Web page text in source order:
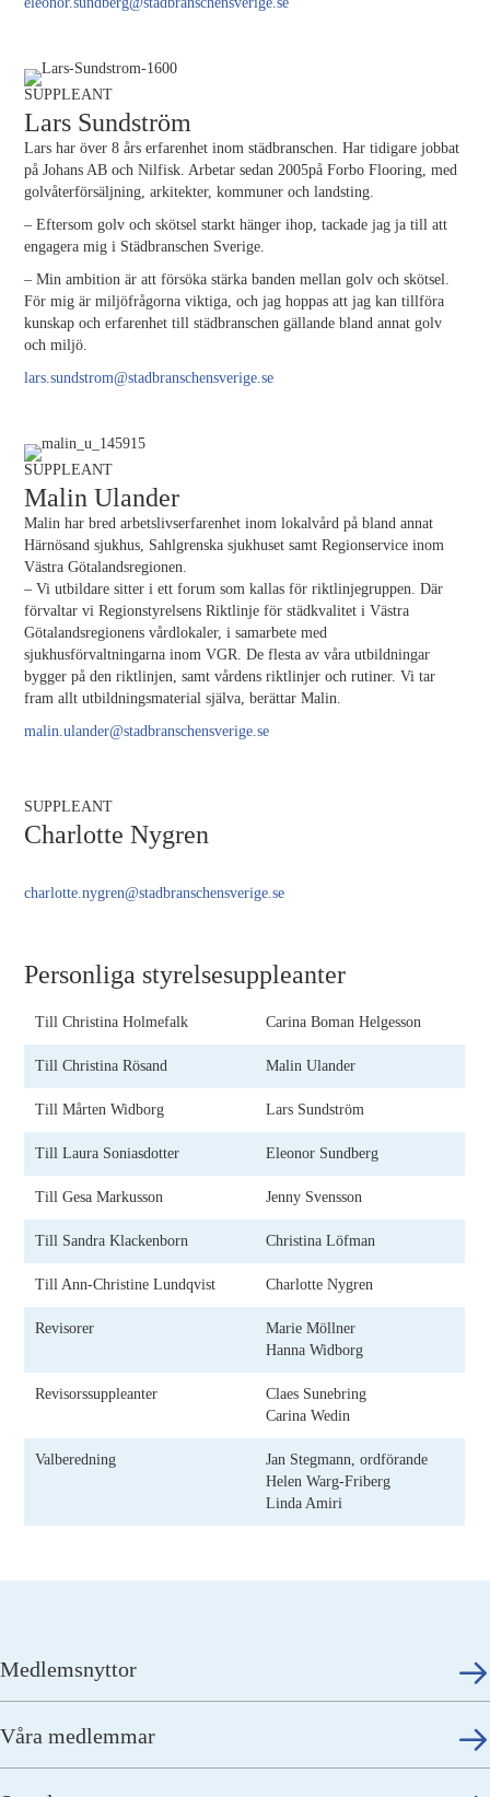
SUPPLEANT
Lars Sundström
Lars har över 8 års erfarenhet inom städbranschen. Har tidigare jobbat
på Johans AB och Nilfisk. Arbetar sedan 2005på Forbo Flooring, med
golvåterförsäljning, arkitekter, kommuner och landsting.
– Eftersom golv och skötsel starkt hänger ihop, tackade jag ja till att
engagera mig i Städbranschen Sverige.
– Min ambition är att försöka stärka banden mellan golv och skötsel.
För mig är miljöfrågorna viktiga, och jag hoppas att jag kan tillföra
kunskap och erfarenhet till städbranschen gällande bland annat golv
och miljö.
lars.sundstrom@stadbranschensverige.se
SUPPLEANT
Malin Ulander
Malin har bred arbetslivserfarenhet inom lokalvård på bland annat
Härnösand sjukhus, Sahlgrenska sjukhuset samt Regionservice inom
Västra Götalandsregionen.
– Vi utbildare sitter i ett forum som kallas för riktlinjegruppen. Där
förvaltar vi Regionstyrelsens Riktlinje för städkvalitet i Västra
Götalandsregionens vårdlokaler, i samarbete med
sjukhusförvaltningarna inom VGR. De flesta av våra utbildningar
bygger på den riktlinjen, samt vårdens riktlinjer och rutiner. Vi tar
fram allt utbildningsmaterial själva, berättar Malin.
malin.ulander@stadbranschensverige.se
SUPPLEANT
Charlotte Nygren
charlotte.nygren@stadbranschensverige.se
Personliga styrelsesuppleanter
Till Christina Holmefalk Carina Boman Helgesson
Till Christina Rösand Malin Ulander
Till Mårten Widborg Lars Sundström
Till Laura Soniasdotter Eleonor Sundberg
Till Gesa Markusson Jenny Svensson
Till Sandra Klackenborn Christina Löfman
Till Ann-Christine Lundqvist Charlotte Nygren
Revisorer
Marie Möllner
Hanna Widborg
Revisorssuppleanter
Claes Sunebring
Carina Wedin
Valberedning
Jan Stegmann, ordförande
Helen Warg-Friberg
Linda Amiri
Medlemsnyttor
Våra medlemmar